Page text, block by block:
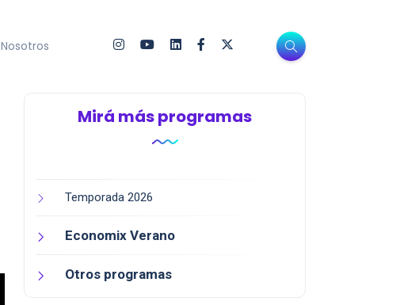
Nosotros
Mirá más programas
Temporada 2026
Economix Verano
Otros programas